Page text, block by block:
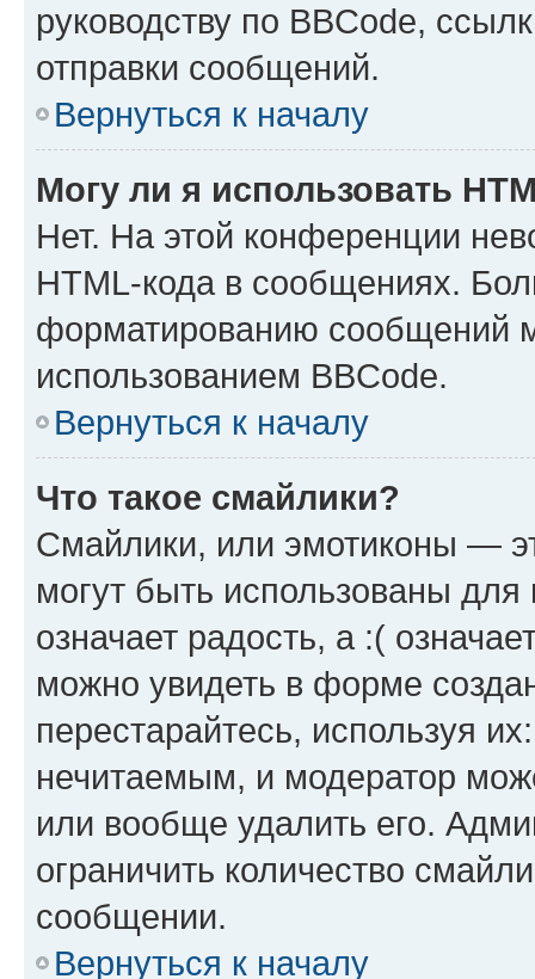
руководству по BBCode,
отправки сообщений.
Вернуться к началу
Могу ли я использовать
Нет. На этой конференции
HTML-кода в сообщениях.
форматированию сообщений
использованием BBCode.
Вернуться к началу
Что такое смайлики?
Смайлики, или эмотиконы —
могут быть использованы
означает радость, а :(
можно увидеть в форме
перестарайтесь, используя
нечитаемым, и модератор
или вообще удалить его.
ограничить количество
сообщении.
Вернуться к началу